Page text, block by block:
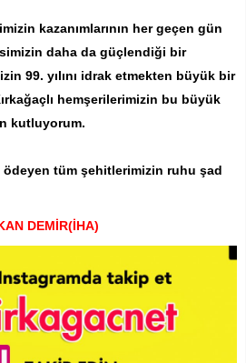
kazanımlarının her geçen gün
daha da güçlendiği bir
99. yılını idrak etmekten büyük bir
hemşerilerimizin bu büyük
kutluyorum.
ödeyen tüm şehitlerimizin ruhu şad
DEMİR(İHA)